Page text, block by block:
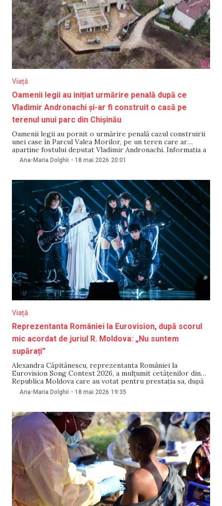
Viață
Oamenii legii au inițiat urmărire penală după ce
Vladimir Andronachi și-ar fi construit o casă pe
terenul unui parc din Chișinău
Oamenii legii au pornit o urmărire penală cazul construirii
unei case în Parcul Valea Morilor, pe un teren care ar
aparține fostului deputat Vladimir Andronachi. Informația a
fost confirmată de purtătoarea de cuvânt a Procuraturii
Generale, Violina Moraru, pentru TV8. Conform sursei
Ana-Maria Dolghii - 18 mai 2026 20:01
Viață
Reprezentanta României la Eurovision, după scorul
mic acordat de juriul R. Moldova: „Nu suntem
supărați”
Alexandra Căpitănescu, reprezentanta României la
Eurovision Song Contest 2026, a mulțumit cetățenilor din
Republica Moldova care au votat pentru prestația sa, după
valul de critici din spațiul public provocat de scorul mic pe
care i l-a acordat juriul de la Chișinău. Într-un mesaj
Ana-Maria Dolghii - 18 mai 2026 19:35